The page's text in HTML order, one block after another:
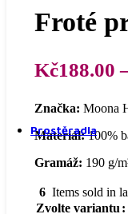
6 dílné
7 dílné
Prostěradla
Froté
Kč188.00
Značka: Moona
Materiál:100%
Gramáž: 190 g/
6 Items sold in
Zvolte variantu